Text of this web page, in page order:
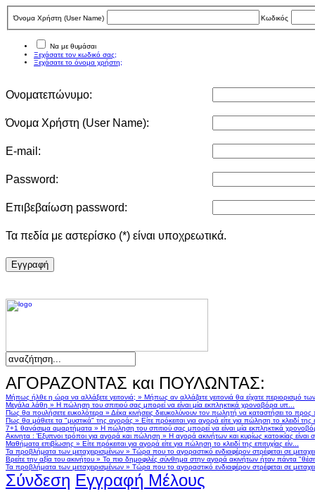
Όνομα Χρήστη (User Νame) Κωδικός
Να με θυμάσαι
Ξεχάσατε τον κωδικό σας;
Ξεχάσατε το όνομα χρήστη;
Ονοματεπώνυμο:
Όνομα Χρήστη (User Νame):
E-mail:
Password:
Επιβεβαίωση password:
Τα πεδία με αστερίσκο (*) είναι υποχρεωτικά.
Eγγραφή
ΑΓΟΡΑΖΟΝΤΑΣ και ΠΟΥΛΩΝΤΑΣ:
Μήπως ήλθε η ώρα να αλλάξετε γειτονιά; » Μήπως αν αλλάζατε γειτονιά θα είχατε περιορισμό
Μεγάλα λάθη » Η πώληση του σπιτιού σας μπορεί να είναι μία εκπληκτικά χρονοβόρα υπ...
Πως θα πουλήσετε ευκολότερα » Δέκα κινήσεις διευκολύνουν τον πωλητή να καταστήσει το
Πως θα μάθετε τα "μυστικά" της αγοράς » Είτε πρόκειται για αγορά είτε για πώληση το κλειδί της
7+1 θανάσιμα αμαρτήματα » Η πώληση του σπιτιού σας μπορεί να είναι μία εκπληκτικά
Ακινητα : Έξυπνοι τρόποι για αγορά και πώληση » Η αγορά ακινήτων και κυρίως κατοικίας
Μαθήματα επιβίωσης » Είτε πρόκειται για αγορά είτε για πώληση το κλειδί της επιτυχίας είν...
Τα προβλήματα των μεταχειρισμένων » Τώρα που το αγοραστικό ενδιαφέρον στρέφεται σε
Βρείτε την αξία του ακινήτου » Το πιο δημοφιλές σύνθημα στην αγορά ακινήτων ήταν πάντα
Τα προβλήματα των μεταχειρισμένων » Τώρα που το αγοραστικό ενδιαφέρον στρέφεται σε
Σύνδεση Εγγραφή Μέλους